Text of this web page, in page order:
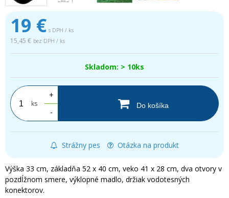
19 € s DPH / ks
15,45 € bez DPH / ks
Skladom: > 10ks
ks
+
-
Do košíka
Strážny pes Otázka na produkt
Výška 33 cm, základňa 52 x 40 cm, veko 41 x 28 cm, dva otvory v
pozdĺžnom smere, výklopné madlo, držiak vodotesných
konektorov.